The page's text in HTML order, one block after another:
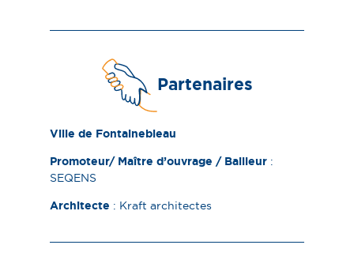
Partenaires
Ville de Fontainebleau​
Promoteur/ Maître d’ouvrage / Bailleur :
SEQENS
Architecte : Kraft architectes